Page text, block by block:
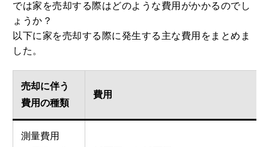
では家を売却する際はどのような費用がかかるのでし
ょうか？
以下に家を売却する際に発生する主な費用をまとめま
した。
売却に伴う
費用の種類
費用
測量費用